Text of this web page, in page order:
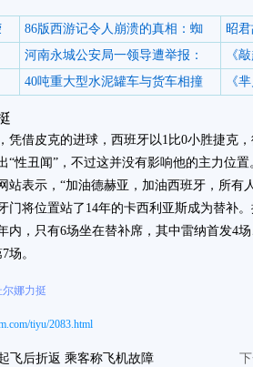
86版西游记令人崩溃的真相：蜘
昭
河南永城公安局一领导遭举报：
《
40吨重大型水泥罐车与货车相撞 《
凭借皮克的进球，西班牙以1比0小胜捷克，
“性丑闻”，不过这并没有影响他的主力位
站表示，“加油德赫亚，加油西班牙，所有
门将位置站了14年的卡西利亚斯成为替补
内，只有6场坐在替补席，其中雷纳首发4
场。
娜力挺
tiyu/2083.html
飞后折返 乘客称飞机故障 下